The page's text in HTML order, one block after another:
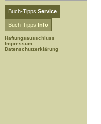
Buch-Tipps Service
Buch-Tipps Info
Haftungsausschluss
Impressum
Datenschutzerklärung